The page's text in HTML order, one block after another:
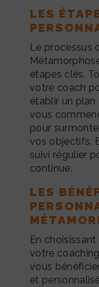
LES
Le processus
étapes clés.
votre coach
établir un plan
vous
pour
vos objectifs.
suivi régulier
continue.
LES
En
votre
vous
et